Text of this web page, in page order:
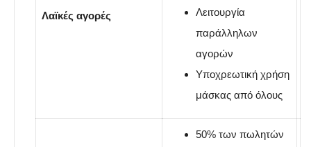
Λαϊκές αγορές
Λειτουργία
παράλληλων
αγορών
Υποχρεωτική χρήση
μάσκας από όλους
50% των πωλητών